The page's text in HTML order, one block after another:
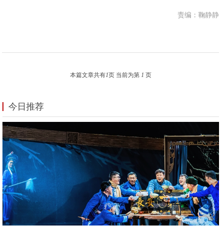
责编：鞠静静
本篇文章共有1页 当前为第 1 页
今日推荐